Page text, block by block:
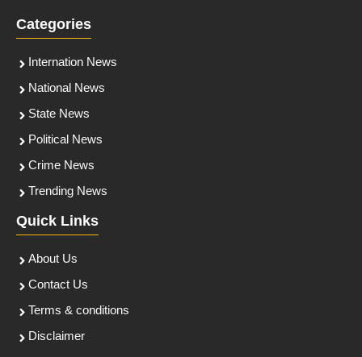
Categories
Internation News
National News
State News
Political News
Crime News
Trending News
Quick Links
About Us
Contact Us
Terms & conditions
Disclaimer